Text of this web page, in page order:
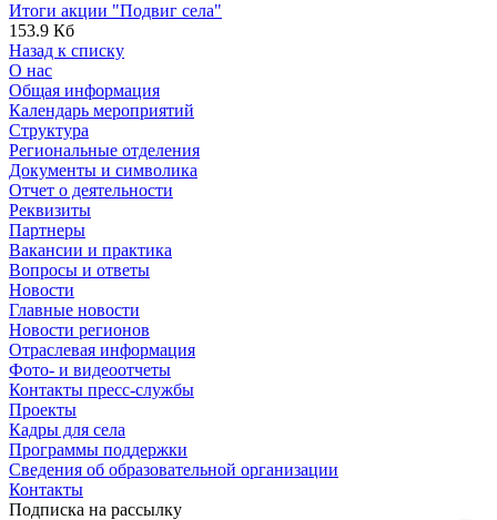
Итоги акции "Подвиг села"
153.9 Кб
Назад к списку
О нас
Общая информация
Календарь мероприятий
Структура
Региональные отделения
Документы и символика
Отчет о деятельности
Реквизиты
Партнеры
Вакансии и практика
Вопросы и ответы
Новости
Главные новости
Новости регионов
Отраслевая информация
Фото- и видеоотчеты
Контакты пресс-службы
Проекты
Кадры для села
Программы поддержки
Сведения об образовательной организации
Контакты
Подписка на рассылку